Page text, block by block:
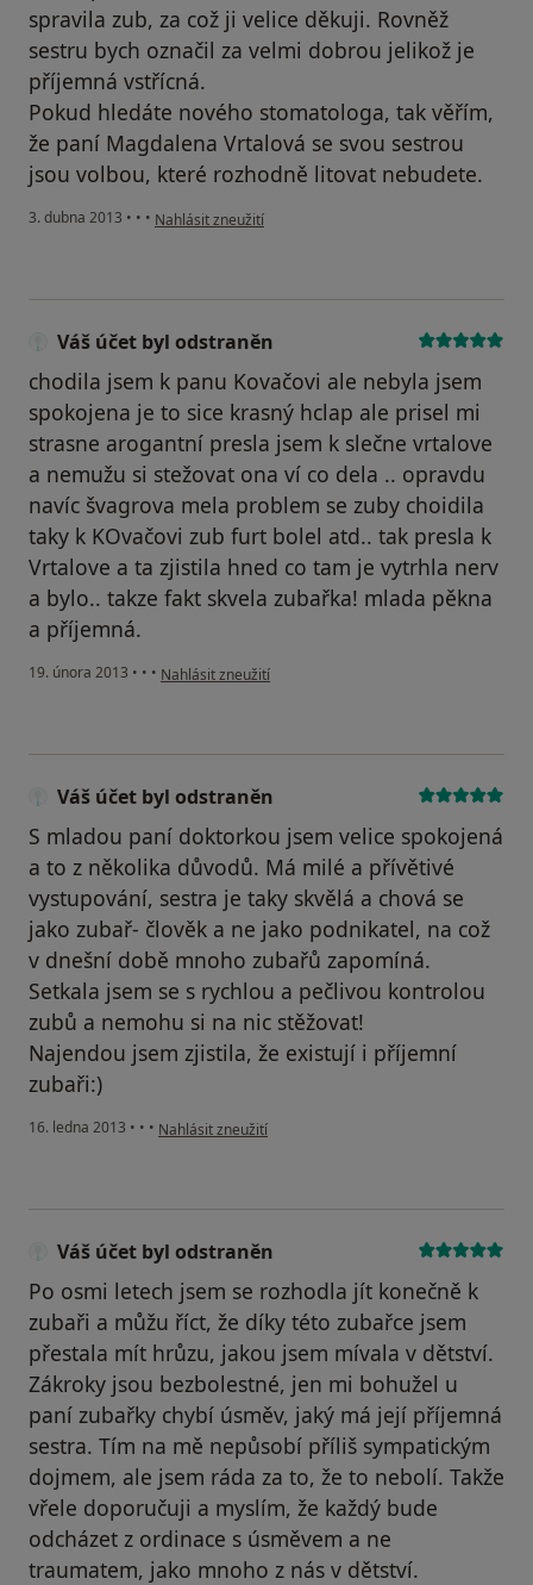
spravila zub, za což ji velice děkuji. Rovněž
sestru bych označil za velmi dobrou jelikož je
příjemná vstřícná.
Pokud hledáte nového stomatologa, tak věřím,
že paní Magdalena Vrtalová se svou sestrou
jsou volbou, které rozhodně litovat nebudete.
3. dubna 2013 • • • podle názoru uživatele Váš účet byl odstraněn
Nahlásit zneužití
Váš účet byl odstraněn
chodila jsem k panu Kovačovi ale nebyla jsem
spokojena je to sice krasný hclap ale prisel mi
strasne arogantní presla jsem k slečne vrtalove
a nemužu si stežovat ona ví co dela .. opravdu
navíc švagrova mela problem se zuby choidila
taky k KOvačovi zub furt bolel atd.. tak presla k
Vrtalove a ta zjistila hned co tam je vytrhla nerv
a bylo.. takze fakt skvela zubařka! mlada pěkna
a příjemná.
19. února 2013 • • • podle názoru uživatele Váš účet byl odstraněn
Nahlásit zneužití
Váš účet byl odstraněn
S mladou paní doktorkou jsem velice spokojená
a to z několika důvodů. Má milé a přívětivé
vystupování, sestra je taky skvělá a chová se
jako zubař- člověk a ne jako podnikatel, na což
v dnešní době mnoho zubařů zapomíná.
Setkala jsem se s rychlou a pečlivou kontrolou
zubů a nemohu si na nic stěžovat!
Najendou jsem zjistila, že existují i příjemní
zubaři:)
16. ledna 2013 • • • podle názoru uživatele Váš účet byl odstraněn
Nahlásit zneužití
Váš účet byl odstraněn
Po osmi letech jsem se rozhodla jít konečně k
zubaři a můžu říct, že díky této zubařce jsem
přestala mít hrůzu, jakou jsem mívala v dětství.
Zákroky jsou bezbolestné, jen mi bohužel u
paní zubařky chybí úsměv, jaký má její příjemná
sestra. Tím na mě nepůsobí příliš sympatickým
dojmem, ale jsem ráda za to, že to nebolí. Takže
vřele doporučuji a myslím, že každý bude
odcházet z ordinace s úsměvem a ne
traumatem, jako mnoho z nás v dětství.